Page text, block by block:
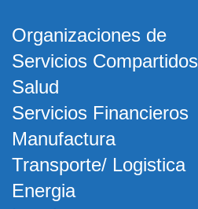
Organizaciones de
Servicios Compartidos
Salud
Servicios Financieros
Manufactura
Transporte/ Logistica
Energia